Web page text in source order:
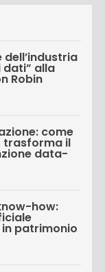
dati” alla
Robin
come
trasforma il
data-
how:
patrimonio